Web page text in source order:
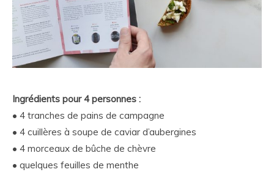
Ingrédients pour 4 personnes :
• 4 tranches de pains de campagne
• 4 cuillères à soupe de caviar d’aubergines
• 4 morceaux de bûche de chèvre
• quelques feuilles de menthe